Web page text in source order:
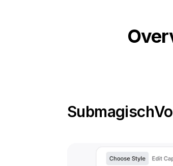
Submagisch